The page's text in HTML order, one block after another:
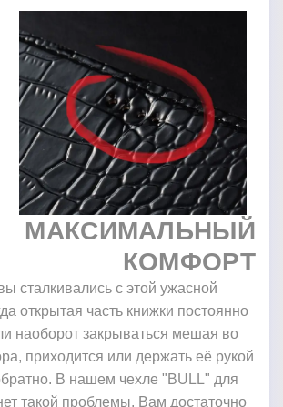
МАКСИМАЛЬНЫЙ
КОМФОРТ
сталкивались с этой ужасной
открытая часть книжки постоянно
наоборот закрываться мешая во
приходится или держать её рукой
В нашем чехле "BULL" для
такой проблемы, Вам достаточно